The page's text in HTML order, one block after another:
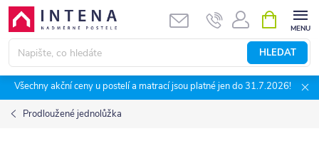
Přejít
obsah
HLEDAT
NÁKUPNÍ
KOŠÍK
Všechny akční ceny u postelí a matrací jsou platné jen do 31.7.2026!
Prodloužené jednolůžka